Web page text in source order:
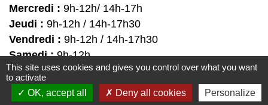
Mercredi : 9h-12h/ 14h-17h
Jeudi : 9h-12h / 14h-17h30
Vendredi : 9h-12h / 14h-17h30
Samedi :9h-12h
Liens
This site uses cookies and gives you control over what you want
to activate
OK, accept all
Deny all cookies Personalize